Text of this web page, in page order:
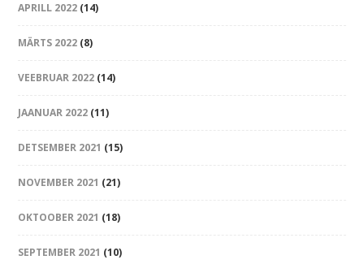
APRILL 2022 (14)
MÄRTS 2022 (8)
VEEBRUAR 2022 (14)
JAANUAR 2022 (11)
DETSEMBER 2021 (15)
NOVEMBER 2021 (21)
OKTOOBER 2021 (18)
SEPTEMBER 2021 (10)